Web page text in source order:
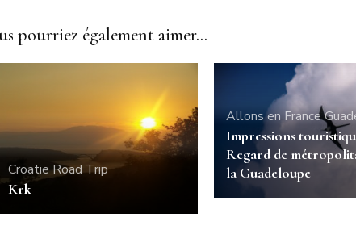
pourriez également aimer...
CroatieRoad Trip
Krk
Allons en France
Impressions
Regard de
la Guadeloupe